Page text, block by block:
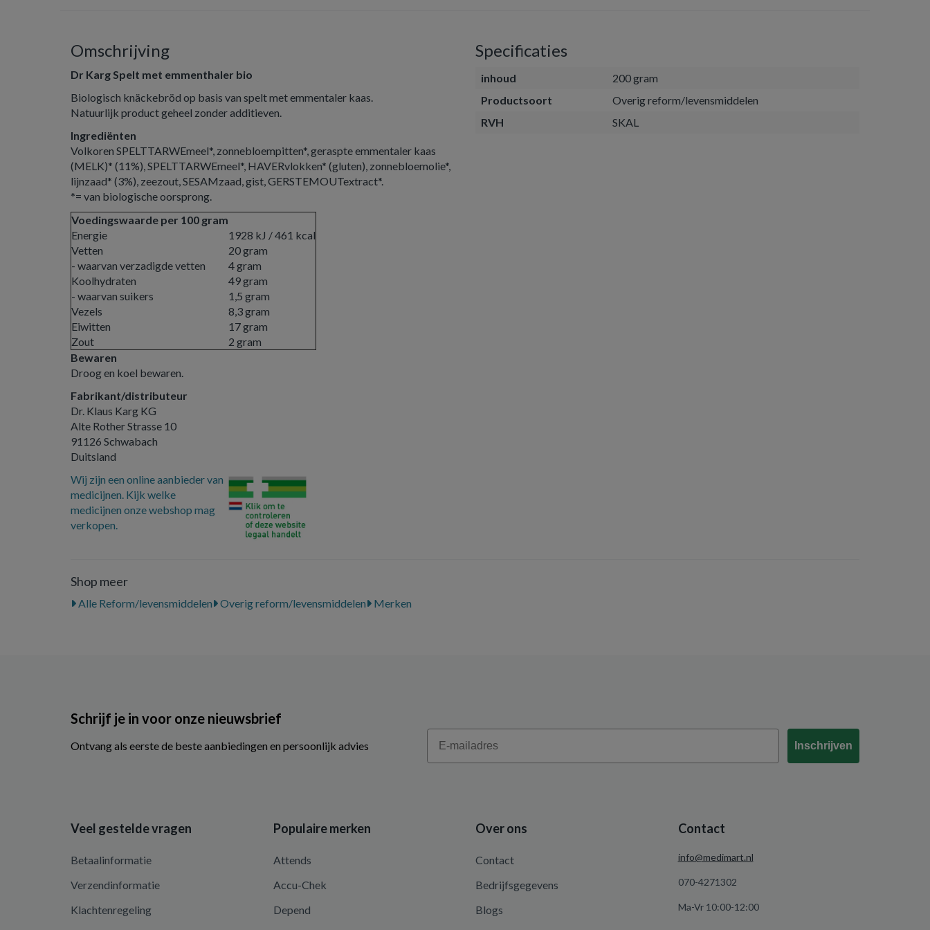
Omschrijving
Dr Karg Spelt met emmenthaler bio
Biologisch knäckebröd op basis van spelt met emmentaler kaas.
Natuurlijk product geheel zonder additieven.
Ingrediënten
Volkoren SPELTTARWEmeel*, zonnebloempitten*, geraspte emmentaler kaas
(MELK)* (11%), SPELTTARWEmeel*, HAVERvlokken* (gluten), zonnebloemolie*,
lijnzaad* (3%), zeezout, SESAMzaad, gist, GERSTEMOUTextract*.
*= van biologische oorsprong.
Voedingswaarde per 100 gram
Energie
1928 kJ / 461 kcal
Vetten
20 gram
- waarvan verzadigde vetten
4 gram
Koolhydraten
49 gram
- waarvan suikers
1,5 gram
Vezels
8,3 gram
Eiwitten
17 gram
Zout
2 gram
Bewaren
Droog en koel bewaren.
Fabrikant/distributeur
Dr. Klaus Karg KG
Alte Rother Strasse 10
91126 Schwabach
Duitsland
Wij zijn een online aanbieder van
medicijnen. Kijk welke
medicijnen onze webshop mag
verkopen.
Specificaties
inhoud
200 gram
Productsoort
Overig reform/levensmiddelen
RVH
SKAL
Shop meer
Alle Reform/levensmiddelen Overig reform/levensmiddelen Merken
Schrijf je in voor onze nieuwsbrief
Ontvang als eerste de beste aanbiedingen en persoonlijk advies
Email
Inschrijven
Veel gestelde vragen
Betaalinformatie
Verzendinformatie
Klachtenregeling
Populaire merken
Attends
Accu-Chek
Depend
Over ons
Contact
Bedrijfsgegevens
Blogs
Contact
info@medimart.nl
070-4271302
Ma-Vr 10:00-12:00